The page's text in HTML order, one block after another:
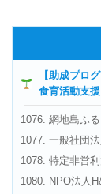
【助成プロ
食育活動支援
1076. 網地島ふ
1077. 一般社団
1078. 特定非営
1080. NPO法人